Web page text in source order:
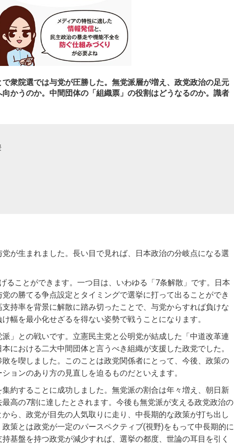
衆院選では与党が圧勝した。無党派層が増え、政党政治の足元
かうのか。中間団体の「組織票」の役割はどうなるのか。識者
が生まれました。長い目で見れば、日本政治の分岐点になる選
ることができます。一つ目は、いわゆる「7条解散」です。日本
の勝てる争点設定とタイミングで選挙に打って出ることができ
持率を背景に解散に踏み切ったことで、与党からすれば負けな
幅を最小化せざるを得ない姿勢で戦うことになります。
」との戦いです。立憲民主党と公明党が結成した「中道改革連
における二大中間団体と言うべき組織が支援した政党でした。
を喫しました。このことは政党関係者にとって、今後、政策の
ョンのあり方の見直しを迫るものだといえます。
約することに成功しました。無党派の割合は年々増え、朝日新
高の7割に達したとされます。今後も無党派が支える政党政治の
ら、政党が目先の人気取りに走り、中長期的な政策が打ち出し
策とは政党が一定のパースペクティブ(視野)をもって中長期的に
基盤を持つ政党が減少すれば、選挙の都度、世論の耳目を引く